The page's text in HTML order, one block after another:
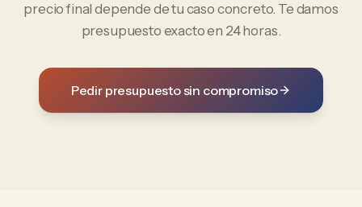
precio final depende de tu caso concreto. Te damos
presupuesto exacto en 24 horas.
Pedir presupuesto sin compromiso